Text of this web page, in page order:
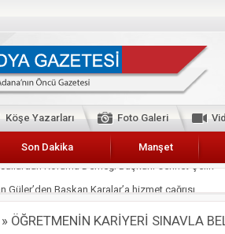
Köşe Yazarları Foto Galeri
Son Dakika Manşet
ve Kebapçılar Esnaf Odası Başkanı Şefik
Abdurrahman Yücel
» ÖĞRETMENİN KARİYERİ SINAVLA